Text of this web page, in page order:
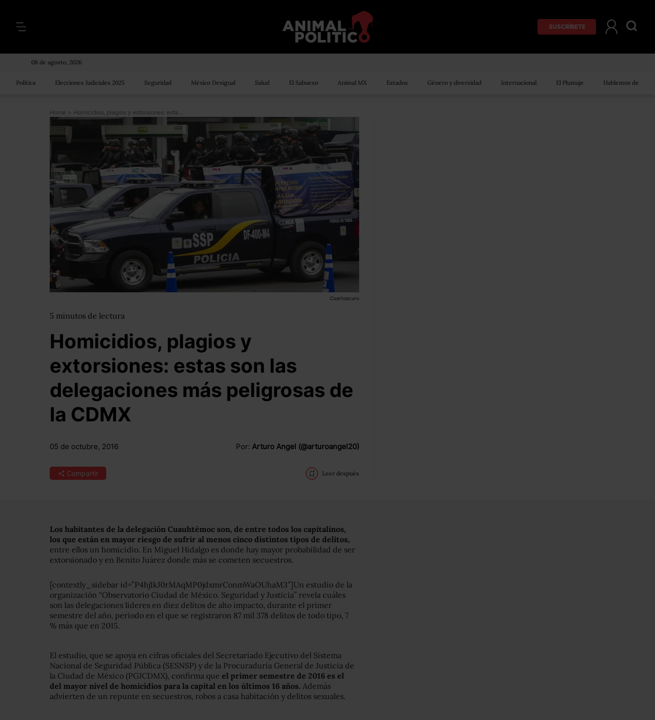
SUSCRÍBETE
08 de agosto, 2026
Política Elecciones Judiciales 2025 Seguridad México Desigual Salud El Sabueso Animal MX Estados Género y diversidad Internacional El Plumaje Hablemos de
Home > Homicidios, plagios y extorsiones: estas son las delegaciones más peligrosas de la CDMX
Cuartoscuro
5 minutos de lectura
Homicidios, plagios y
extorsiones: estas son las
delegaciones más peligrosas de
la CDMX
05 de octubre, 2016 Por: Arturo Angel (@arturoangel20)
Compartir Leer después
Los habitantes de la delegación Cuauhtémoc son, de entre todos los capitalinos,
los que están en mayor riesgo de sufrir al menos cinco distintos tipos de delitos,
entre ellos un homicidio. En Miguel Hidalgo es donde hay mayor probabilidad de ser
extorsionado y en Benito Juárez donde más se cometen secuestros.
[contextly_sidebar id=”P4hj1kJ0rMAqMP0jdxmrConmWaOUhaM3″]Un estudio de la
organización “Observatorio Ciudad de México. Seguridad y Justicia” revela cuáles
son las delegaciones líderes en diez delitos de alto impacto, durante el primer
semestre del año, periodo en el que se registraron 87 mil 378 delitos de todo tipo, 7
% más que en 2015.
El estudio, que se apoya en cifras oficiales del Secretariado Ejecutivo del Sistema
Nacional de Seguridad Pública (SESNSP) y de la Procuraduría General de Justicia de
la Ciudad de México (PGJCDMX), confirma que el primer semestre de 2016 es el
del mayor nivel de homicidios para la capital en los últimos 16 años. Además
advierten de un repunte en secuestros, robos a casa habitación y delitos sexuales.